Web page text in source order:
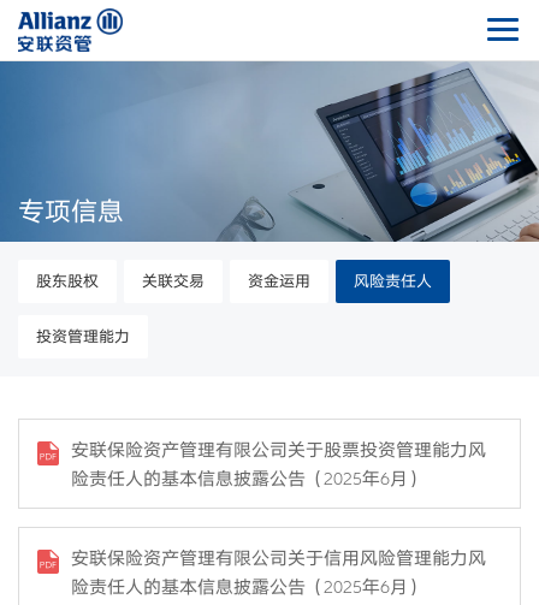
专项信息
股东股权 关联交易 资金运用 风险责任人
投资管理能力
安联保险资产管理有限公司关于股票投资管理能力风
险责任人的基本信息披露公告（2025年6月）
安联保险资产管理有限公司关于信用风险管理能力风
险责任人的基本信息披露公告（2025年6月）